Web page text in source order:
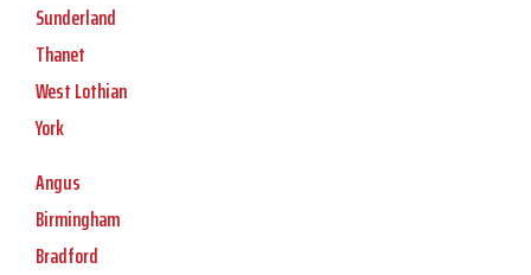
Sunderland
Thanet
West Lothian
York
Angus
Birmingham
Bradford